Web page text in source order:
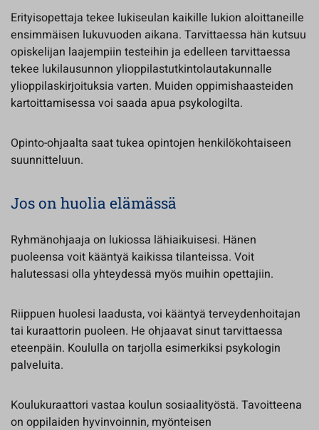
Erityisopettaja tekee lukiseulan kaikille lukion aloittaneille
ensimmäisen lukuvuoden aikana. Tarvittaessa hän kutsuu
opiskelijan laajempiin testeihin ja edelleen tarvittaessa
tekee lukilausunnon ylioppilastutkintolautakunnalle
ylioppilaskirjoituksia varten. Muiden oppimishaasteiden
kartoittamisessa voi saada apua psykologilta.
Opinto-ohjaalta saat tukea opintojen henkilökohtaiseen
suunnitteluun.
Jos on huolia elämässä
Ryhmänohjaaja on lukiossa lähiaikuisesi. Hänen
puoleensa voit kääntyä kaikissa tilanteissa. Voit
halutessasi olla yhteydessä myös muihin opettajiin.
Riippuen huolesi laadusta, voi kääntyä terveydenhoitajan
tai kuraattorin puoleen. He ohjaavat sinut tarvittaessa
eteenpäin. Koululla on tarjolla esimerkiksi psykologin
palveluita.
Koulukuraattori vastaa koulun sosiaalityöstä. Tavoitteena
on oppilaiden hyvinvoinnin, myönteisen